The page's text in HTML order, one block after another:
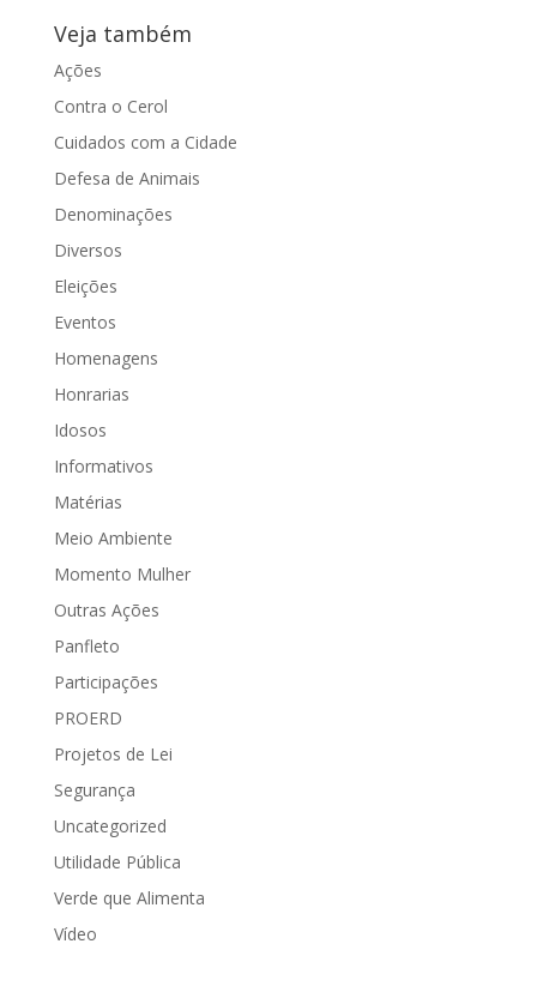
Veja também
Ações
Contra o Cerol
Cuidados com a Cidade
Defesa de Animais
Denominações
Diversos
Eleições
Eventos
Homenagens
Honrarias
Idosos
Informativos
Matérias
Meio Ambiente
Momento Mulher
Outras Ações
Panfleto
Participações
PROERD
Projetos de Lei
Segurança
Uncategorized
Utilidade Pública
Verde que Alimenta
Vídeo